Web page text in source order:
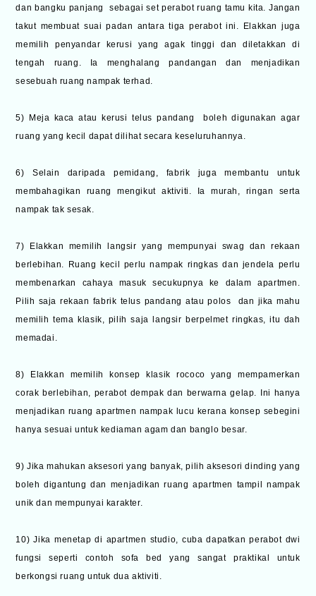
dan bangku panjang sebagai set perabot ruang tamu kita. Jangan
takut membuat suai padan antara tiga perabot ini. Elakkan juga
memilih penyandar kerusi yang agak tinggi dan diletakkan di
tengah ruang. Ia menghalang pandangan dan menjadikan
sesebuah ruang nampak terhad.
5) Meja kaca atau kerusi telus pandang boleh digunakan agar
ruang yang kecil dapat dilihat secara keseluruhannya.
6) Selain daripada pemidang, fabrik juga membantu untuk
membahagikan ruang mengikut aktiviti. Ia murah, ringan serta
nampak tak sesak.
7) Elakkan memilih langsir yang mempunyai swag dan rekaan
berlebihan. Ruang kecil perlu nampak ringkas dan jendela perlu
membenarkan cahaya masuk secukupnya ke dalam apartmen.
Pilih saja rekaan fabrik telus pandang atau polos dan jika mahu
memilih tema klasik, pilih saja langsir berpelmet ringkas, itu dah
memadai.
8) Elakkan memilih konsep klasik rococo yang mempamerkan
corak berlebihan, perabot dempak dan berwarna gelap. Ini hanya
menjadikan ruang apartmen nampak lucu kerana konsep sebegini
hanya sesuai untuk kediaman agam dan banglo besar.
9) Jika mahukan aksesori yang banyak, pilih aksesori dinding yang
boleh digantung dan menjadikan ruang apartmen tampil nampak
unik dan mempunyai karakter.
10) Jika menetap di apartmen studio, cuba dapatkan perabot dwi
fungsi seperti contoh sofa bed yang sangat praktikal untuk
berkongsi ruang untuk dua aktiviti.